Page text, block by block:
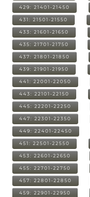
429: 21401-21450
431: 21501-21550
433: 21601-21650
435: 21701-21750
437: 21801-21850
439: 21901-21950
441: 22001-22050
443: 22101-22150
445: 22201-22250
447: 22301-22350
449: 22401-22450
451: 22501-22550
453: 22601-22650
455: 22701-22750
457: 22801-22850
459: 22901-22950